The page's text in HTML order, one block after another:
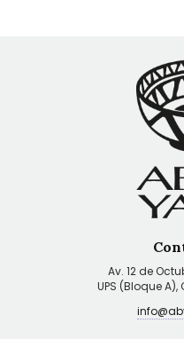
Av. 12 de
UPS (Bloque